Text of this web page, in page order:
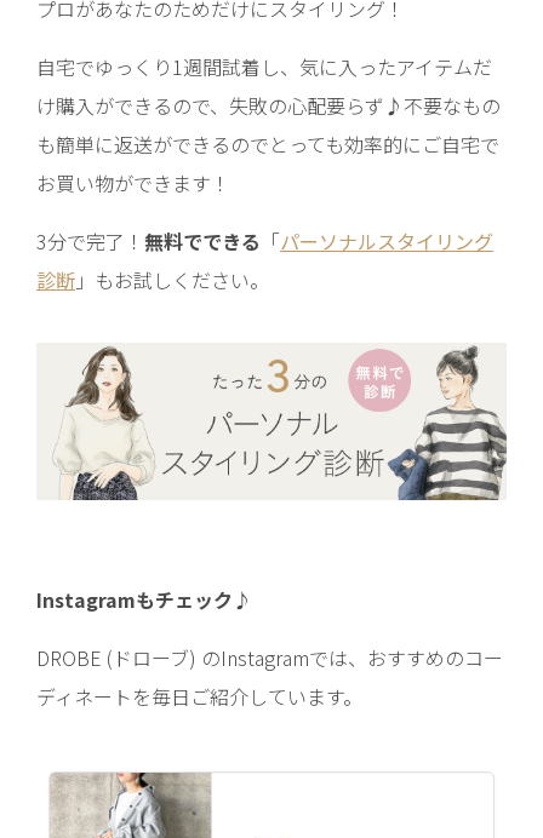
プロがあなたのためだけにスタイリング！
自宅でゆっくり1週間試着し、気に入ったアイテムだ
け購入ができるので、失敗の心配要らず♪不要なもの
も簡単に返送ができるのでとっても効率的にご自宅で
お買い物ができます！
3分で完了！ 無料でできる 「パーソナルスタイリング
診断 」もお試しください。
Instagramもチェック♪
DROBE (ドローブ) のInstagramでは、おすすめのコー
ディネートを毎日ご紹介しています。